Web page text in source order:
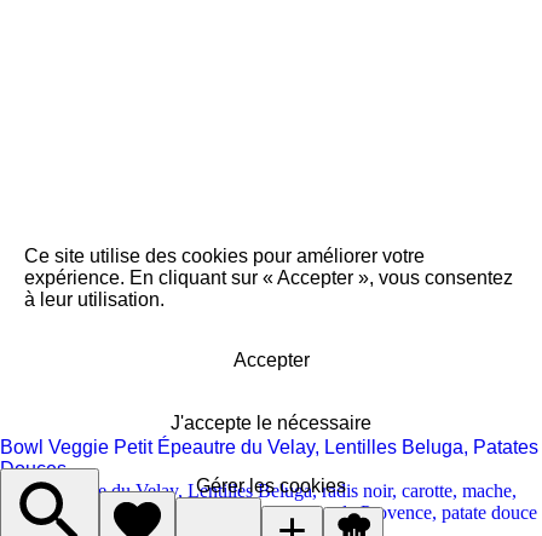
Bowl Veggie Petit Épeautre du Velay, Lentilles Beluga, Patates
Douces
Petit Epeautre du Velay, Lentilles Beluga,radis noir, carotte, mache,
échalotte
Poivre Huile d'olive,Herbes de Provence, patate douce
Ce site utilise des cookies pour améliorer votre
expérience. En cliquant sur « Accepter », vous consentez
à leur utilisation.
Accepter
J'accepte le nécessaire
Gérer les cookies